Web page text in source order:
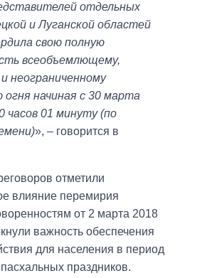
отдельных
и Луганской областей
свою полную
всеобъемлющему,
неограниченному
начиная с 30 марта
часов 01 минуту (по
», – говорится в
отметили
влияние перемирия
от 2 марта 2018
важность обеспечения
для населения в период
праздников.